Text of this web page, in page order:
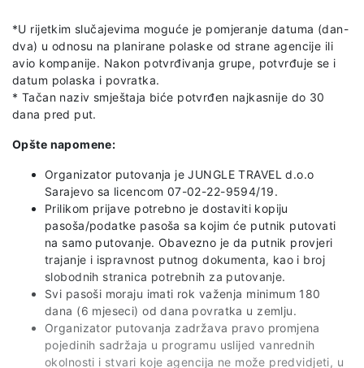
*U rijetkim slučajevima moguće je pomjeranje datuma (dan-
dva) u odnosu na planirane polaske od strane agencije ili
avio kompanije. Nakon potvrđivanja grupe, potvrđuje se i
datum polaska i povratka.
* Tačan naziv smještaja biće potvrđen najkasnije do 30
dana pred put.
Opšte napomene:
Organizator putovanja je JUNGLE TRAVEL d.o.o
Sarajevo sa licencom 07-02-22-9594/19.
Prilikom prijave potrebno je dostaviti kopiju
pasoša/podatke pasoša sa kojim će putnik putovati
na samo putovanje. Obavezno je da putnik provjeri
trajanje i ispravnost putnog dokumenta, kao i broj
slobodnih stranica potrebnih za putovanje.
Svi pasoši moraju imati rok važenja minimum 180
dana (6 mjeseci) od dana povratka u zemlju.
Organizator putovanja zadržava pravo promjena
pojedinih sadržaja u programu uslijed vanrednih
okolnosti i stvari koje agencija ne može predvidjeti, u